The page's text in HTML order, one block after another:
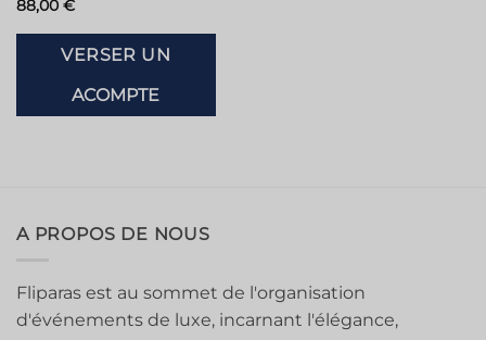
88,00 €
VERSER UN
ACOMPTE
A PROPOS DE NOUS
Fliparas est au sommet de l'organisation
d'événements de luxe, incarnant l'élégance,